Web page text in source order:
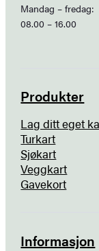
Mandag – fredag:
08.00 – 16.00
Produkter
Lag ditt eget
Turkart
Sjøkart
Veggkart
Gavekort
Informasjon